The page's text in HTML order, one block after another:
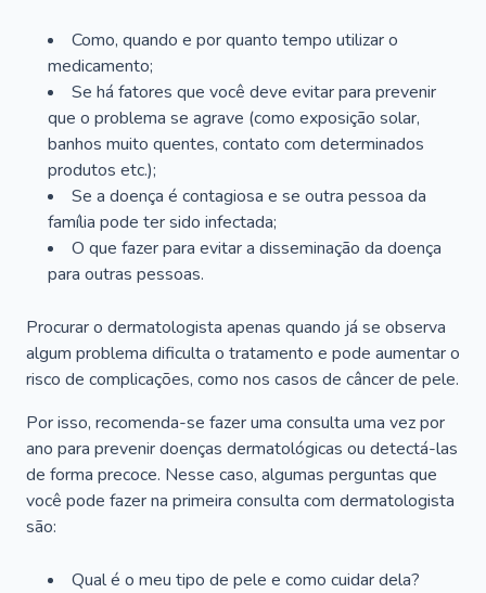
Como, quando e por quanto tempo utilizar o
medicamento;
Se há fatores que você deve evitar para prevenir
que o problema se agrave (como exposição solar,
banhos muito quentes, contato com determinados
produtos etc.);
Se a doença é contagiosa e se outra pessoa da
família pode ter sido infectada;
O que fazer para evitar a disseminação da doença
para outras pessoas.
Procurar o dermatologista apenas quando já se observa
algum problema dificulta o tratamento e pode aumentar o
risco de complicações, como nos casos de câncer de pele.
Por isso, recomenda-se fazer uma consulta uma vez por
ano para prevenir doenças dermatológicas ou detectá-las
de forma precoce. Nesse caso, algumas perguntas que
você pode fazer na primeira consulta com dermatologista
são:
Qual é o meu tipo de pele e como cuidar dela?